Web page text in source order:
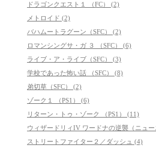
ドラゴンクエスト１ （FC） (2)
メトロイド (2)
バハムートラグーン（SFC） (2)
ロマンシングサ・ガ ３ （SFC） (6)
ライブ・ア・ライブ（SFC） (3)
学校であった怖い話 （SFC） (8)
弟切草（SFC） (2)
ゾーク１ （PS1） (6)
リターン・トゥ・ゾーク （PS1） (11)
ウィザードリィIV ワードナの逆襲（ニュ
ストリートファイター２／ダッシュ (4)